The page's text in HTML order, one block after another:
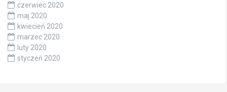
czerwiec 2020
maj 2020
kwiecień 2020
marzec 2020
luty 2020
styczeń 2020